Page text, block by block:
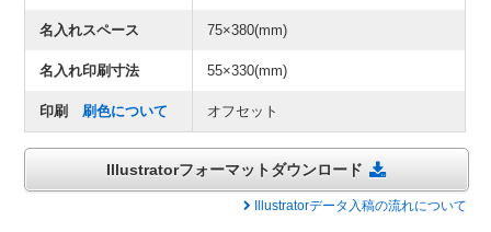
名入れスペース 75×380(mm)
名入れ印刷寸法 55×330(mm)
印刷刷色について オフセット
Illustratorフォーマットダウンロード
Illustratorデータ入稿の流れについて